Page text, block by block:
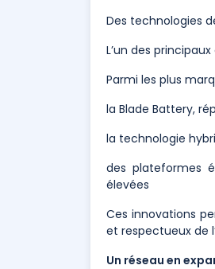
Des technologies
L’un des
Parmi les plus
la Blade Battery,
la technologie
des plateformes
élevées
Ces innovations
et respectueux de
Un réseau en